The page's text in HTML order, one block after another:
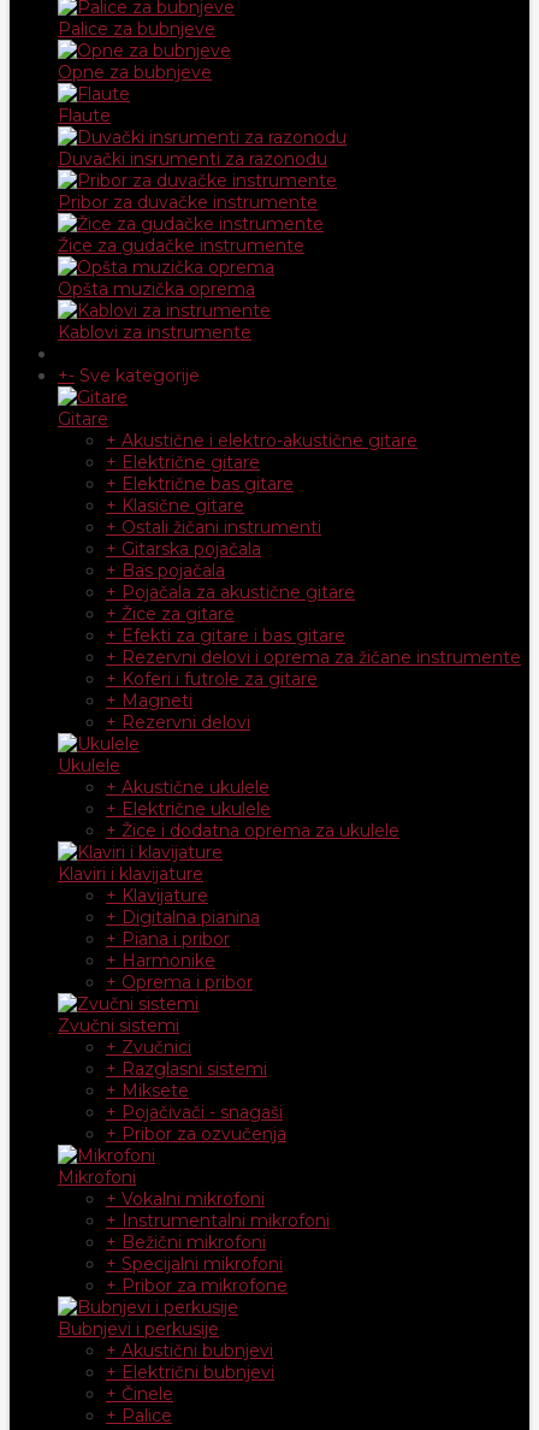
Palice za bubnjeve
Opne za bubnjeve
Flaute
Duvački insrumenti za razonodu
Pribor za duvačke instrumente
Žice za gudačke instrumente
Opšta muzička oprema
Kablovi za instrumente
+- Sve kategorije
Gitare
+ Akustične i elektro-akustične gitare
+ Električne gitare
+ Električne bas gitare
+ Klasične gitare
+ Ostali žičani instrumenti
+ Gitarska pojačala
+ Bas pojačala
+ Pojačala za akustične gitare
+ Žice za gitare
+ Efekti za gitare i bas gitare
+ Rezervni delovi i oprema za žičane instrumente
+ Koferi i futrole za gitare
+ Magneti
+ Rezervni delovi
Ukulele
+ Akustične ukulele
+ Električne ukulele
+ Žice i dodatna oprema za ukulele
Klaviri i klavijature
+ Klavijature
+ Digitalna pianina
+ Piana i pribor
+ Harmonike
+ Oprema i pribor
Zvučni sistemi
+ Zvučnici
+ Razglasni sistemi
+ Miksete
+ Pojačivači - snagaši
+ Pribor za ozvučenja
Mikrofoni
+ Vokalni mikrofoni
+ Instrumentalni mikrofoni
+ Bežični mikrofoni
+ Specijalni mikrofoni
+ Pribor za mikrofone
Bubnjevi i perkusije
+ Akustični bubnjevi
+ Električni bubnjevi
+ Činele
+ Palice